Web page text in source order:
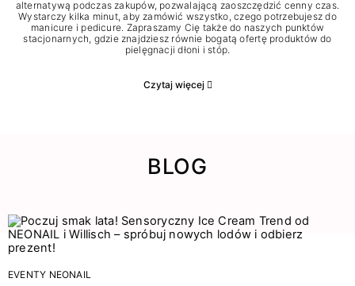
alternatywą podczas zakupów, pozwalającą zaoszczędzić cenny czas.
Wystarczy kilka minut, aby zamówić wszystko, czego potrzebujesz do
manicure i pedicure. Zapraszamy Cię także do naszych punktów
stacjonarnych, gdzie znajdziesz równie bogatą ofertę produktów do
pielęgnacji dłoni i stóp.
Czytaj więcej
BLOG
EVENTY NEONAIL